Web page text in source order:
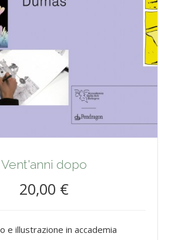
Vent'anni dopo
20,00 €
e illustrazione in accademia